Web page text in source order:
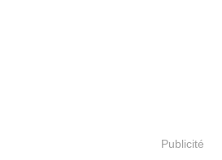
Publicité